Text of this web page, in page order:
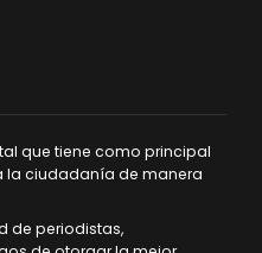
que tiene como principal
la ciudadanía de manera
de periodistas,